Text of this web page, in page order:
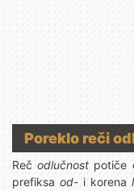
Poreklo reči
Rečodlučnost potiče
prefiksa od-i korena